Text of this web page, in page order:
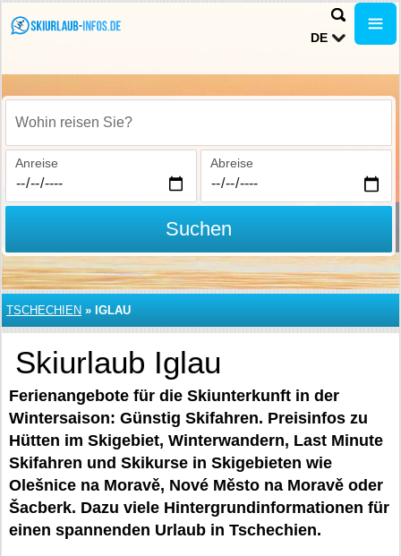
DE
Wohin reisen Sie?
Anreise Abreise
Suchen
TSCHECHIEN » IGLAU
Skiurlaub Iglau
Ferienangebote für die Skiunterkunft in der
Wintersaison: Günstig Skifahren. Preisinfos zu
Hütten im Skigebiet, Winterwandern, Last Minute
Skifahren und Skikurse in Skigebieten wie
Olešnice na Moravě, Nové Město na Moravě oder
Šacberk. Dazu viele Hintergrundinformationen für
einen spannenden Urlaub in Tschechien.